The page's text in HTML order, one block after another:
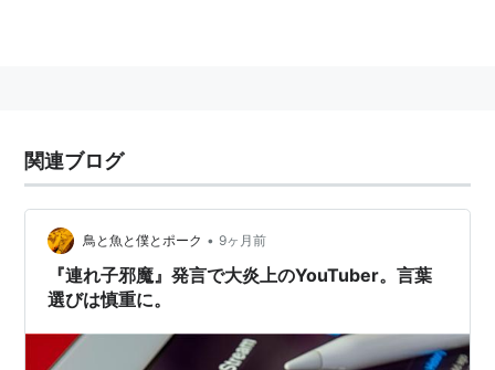
関連ブログ
鳥と魚と僕とポーク • 9ヶ月前
『連れ子邪魔』発言で大炎上のYouTuber。言葉
選びは慎重に。